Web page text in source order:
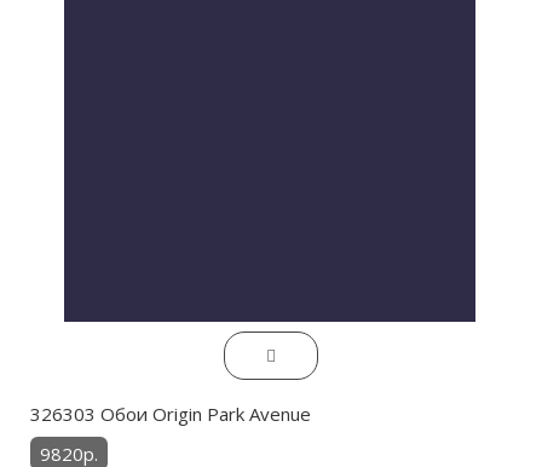
326303 Обои Origin Park Avenue
9820р.